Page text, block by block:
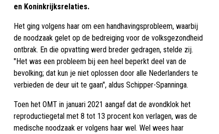
en Koninkrijksrelaties.
Het ging volgens haar om een handhavingsprobleem, waarbij
de noodzaak gelet op de bedreiging voor de volksgezondheid
ontbrak. En die opvatting werd breder gedragen, stelde zij.
"Het was een probleem bij een heel beperkt deel van de
bevolking; dat kun je niet oplossen door alle Nederlanders te
verbieden de deur uit te gaan", aldus Schipper-Spanninga.
Toen het OMT in januari 2021 aangaf dat de avondklok het
reproductiegetal met 8 tot 13 procent kon verlagen, was de
medische noodzaak er volgens haar wel. Wel wees haar